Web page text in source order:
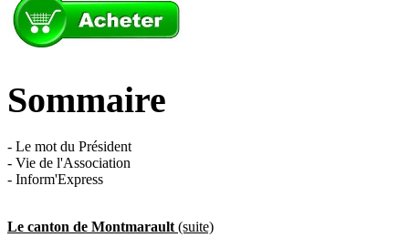
Sommaire
- Le mot du Président
- Vie de l'Association
- Inform'Express
Le canton de Montmarault (suite)